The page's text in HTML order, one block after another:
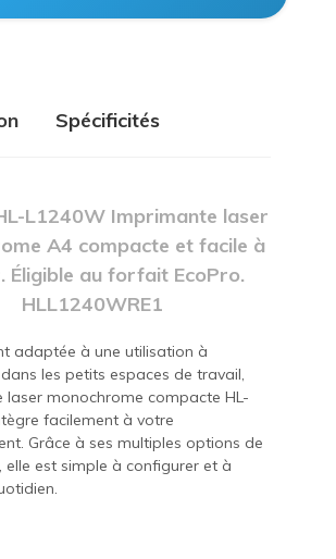
Spécificités
L1240W Imprimante laser
A4 compacte et facile à
Éligible au forfait EcoPro.
HLL1240WRE1
adaptée à une utilisation à
les petits espaces de travail,
laser monochrome compacte HL-
facilement à votre
Grâce à ses multiples options de
elle est simple à configurer et à